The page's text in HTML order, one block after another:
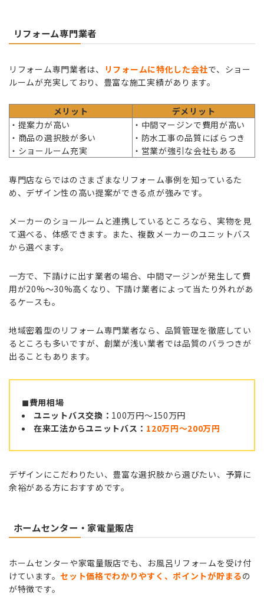
リフォーム専門業者
リフォーム専門業者は、 リフォームに特化した会社で、ショー
ルームが充実しており、豊富な施工実績があります。
メリット
デメリット
・提案力が高い
・商品の選択肢が多い
・ショールーム充実
・中間マージンで費用が高い
・防水工事の品質にばらつき
・営業が強引な会社もある
専門店ならではのさまざまなリフォーム事例を知っているた
め、デザイン性の高い提案ができる点が強みです。
メーカーのショールームと連携しているところなら、実物を見
て選べる、体感できます。また、複数メーカーのユニットバス
から選べます。
一方で、下請けに出す業者の場合、中間マージンが発生して費
用が20%〜30%高くなり、下請け業者によって当たり外れがあ
るケースも。
地域密着型のリフォーム専門業者なら、品質管理を徹底してい
るところも多いですが、創業が浅い業者では品質のバラつきが
出ることもあります。
◼︎費用相場
ユニットバス交換： 100万円〜150万円
在来工法からユニットバス： 120万円〜200万円
デザインにこだわりたい、豊富な選択肢から選びたい、予算に
余裕がある方におすすめです。
ホームセンター・家電量販店
ホームセンターや家電量販店でも、お風呂リフォームを受け付
けています。セット価格でわかりやすく、ポイントが貯まるの
が特徴です。